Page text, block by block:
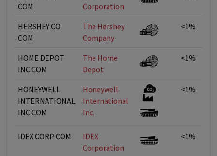
COM
Corporation
HERSHEY CO
COM
The Hershey
Company
<1%
HOME DEPOT
INC COM
The Home
Depot
<1%
HONEYWELL
INTERNATIONAL
INC COM
Honeywell
International
Inc.
<1%
IDEX CORP COM
IDEX
Corporation
<1%